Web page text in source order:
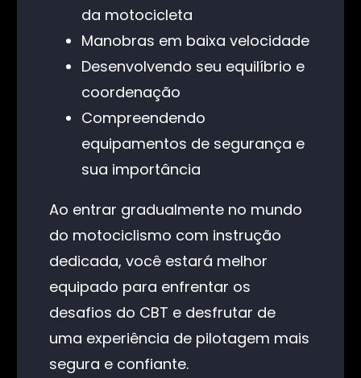
da motocicleta
Manobras em baixa velocidade
Desenvolvendo seu equilíbrio e
coordenação
Compreendendo
equipamentos de segurança e
sua importância
Ao entrar gradualmente no mundo
do motociclismo com instrução
dedicada, você estará melhor
equipado para enfrentar os
desafios do CBT e desfrutar de
uma experiência de pilotagem mais
segura e confiante.